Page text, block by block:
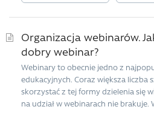
Organizacja webinarów.
dobry webinar?
Webinary to obecnie jedno z
edukacyjnych. Coraz większa liczba
skorzystać z tej formy dzielenia się
na udział w webinarach nie brakuje.